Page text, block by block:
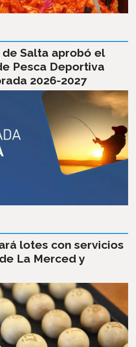
de Salta aprobó el
Pesca Deportiva
2026-2027
lotes con servicios
La Merced y